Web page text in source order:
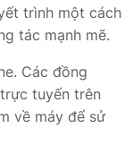
trình một cách
tác mạnh mẽ.
Các đồng
tuyến trên
về máy để sử